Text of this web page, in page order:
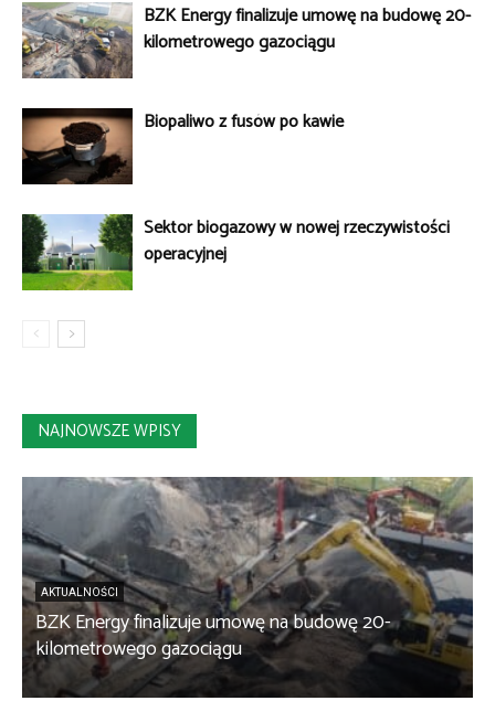
BZK Energy finalizuje umowę na budowę 20-
kilometrowego gazociągu
Biopaliwo z fusów po kawie
Sektor biogazowy w nowej rzeczywistości
operacyjnej
NAJNOWSZE WPISY
AKTUALNOŚCI
BZK Energy finalizuje umowę na budowę 20-
kilometrowego gazociągu